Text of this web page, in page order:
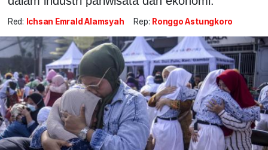
Red: Ichsan Emrald Alamsyah Rep: Ronggo Astungkoro